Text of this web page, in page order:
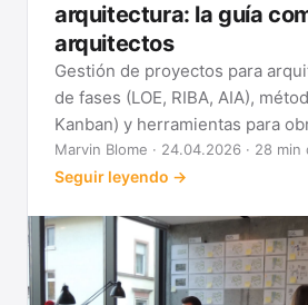
arquitectura: la guía
arquitectos
Gestión de proyectos para
de fases (LOE, RIBA, AIA),
Kanban) y herramientas para
previsibles.
Marvin Blome · 24.04.2026 · 28
Seguir leyendo →